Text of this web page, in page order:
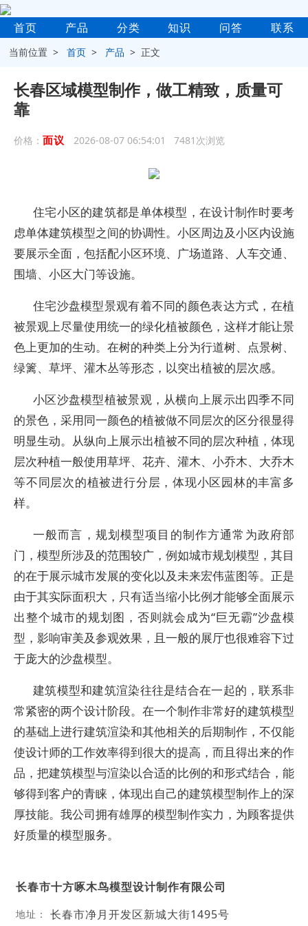
首页 产品 分类 知识 问答 联系
当前位置 >首页 > 产品 > 正文
长春区域模型制作，做工精致，质量可
靠
价格： 面议 2026-08-07 06:54:01 7481次浏览
住宅小区的建筑都是单体模型，在设计制作时要考
虑单体建筑模型之间的协调性。小区周边及小区内设施
要展示全面，包括配小区环境、广场道路、人车交通、
围墙、小区大门等设施。
住宅沙盘模型景观有着不同的颜色表达方式，在植
被景观上尽量使用统一的绿化植被颜色，这样才能让景
色上更加的生动。在树的种类上分为行道树、点景树、
绿篱、草坪、灌木丛等形态，以突出植被的层次感。
小区沙盘模型植被景观，从横向上展示出四季不同
的景色，采用同一颜色的植被做不同层次的区分很显得
明显生动。从纵向上展示出植被不同的层次种植，体现
层次种植一般使用草坪、花卉、灌木、小乔木、大乔木
等不同层次的植被进行分层，体现小区园林的丰富多
样。
一般而言，规划模型项目的制作方通常为政府部
门，模型所涉及的范围较广，例如城市规划模型，其目
的在于展示城市发展的变化以及未来宏伟蓝图等。正是
由于其实际面积大，只有适当缩小比例才能够全面展示
出整个城市的规划图，否则就会成为“巨无霸”沙盘模
型，影响审美及参观效果，且一般的展厅也很难容下过
于庞大的沙盘模型。
建筑模型和建筑渲染往往是结合在一起的，联系非
常紧密的两个设计阶段。在一个制作非常好的建筑模型
的基础上进行建筑渲染和其他相关的后期制作，不仅能
使设计师的工作效率得到很大的提高，而且得出来的作
品，把建筑模型与渲染以合适的比例的和形式结合，能
够得到客户的青睐，体现出自己的建筑模型制作上的深
厚技能。我公司拥有雄厚的模型制作实力，为顾客提供
好质量的模型服务。
长春市十方啄木鸟模型设计制作有限公司
地址： 长春市净月开发区新城大街1495号